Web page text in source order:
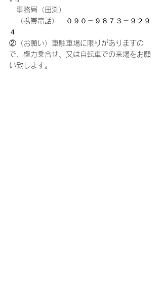
事務局（田渕）
（携帯電話）　０９０－９８７３－９２９
４
②（お願い）車駐車場に限りがありますの
で、極力乗合せ、又は自転車での来場をお願
い致します。